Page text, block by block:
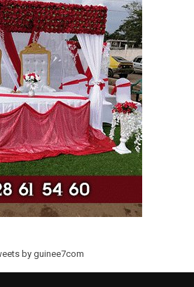
by guinee7com